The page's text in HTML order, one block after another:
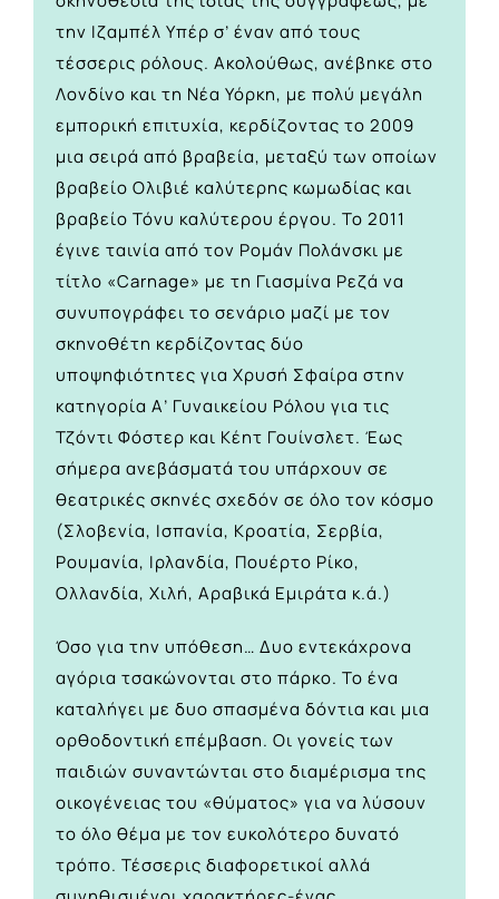
την Ιζαμπέλ Υπέρ σ’ έναν από τους
τέσσερις ρόλους. Ακολούθως, ανέβηκε στο
Λονδίνο και τη Νέα Υόρκη, με πολύ μεγάλη
εμπορική επιτυχία, κερδίζοντας το 2009
μια σειρά από βραβεία, μεταξύ των οποίων
βραβείο Ολιβιέ καλύτερης κωμωδίας και
βραβείο Τόνυ καλύτερου έργου. Το 2011
έγινε ταινία από τον Ρομάν Πολάνσκι με
τίτλο «Carnage» με τη Γιασμίνα Ρεζά να
συνυπογράφει το σενάριο μαζί με τον
σκηνοθέτη κερδίζοντας δύο
υποψηφιότητες για Χρυσή Σφαίρα στην
κατηγορία Α’ Γυναικείου Ρόλου για τις
Τζόντι Φόστερ και Κέητ Γουίνσλετ. Έως
σήμερα ανεβάσματά του υπάρχουν σε
θεατρικές σκηνές σχεδόν σε όλο τον κόσμο
(Σλοβενία, Ισπανία, Κροατία, Σερβία,
Ρουμανία, Ιρλανδία, Πουέρτο Ρίκο,
Ολλανδία, Χιλή, Αραβικά Εμιράτα κ.ά.)
Όσο για την υπόθεση… Δυο εντεκάχρονα
αγόρια τσακώνονται στο πάρκο. Το ένα
καταλήγει με δυο σπασμένα δόντια και μια
ορθοδοντική επέμβαση. Οι γονείς των
παιδιών συναντώνται στο διαμέρισμα της
οικογένειας του «θύματος» για να λύσουν
το όλο θέμα με τον ευκολότερο δυνατό
τρόπο. Τέσσερις διαφορετικοί αλλά